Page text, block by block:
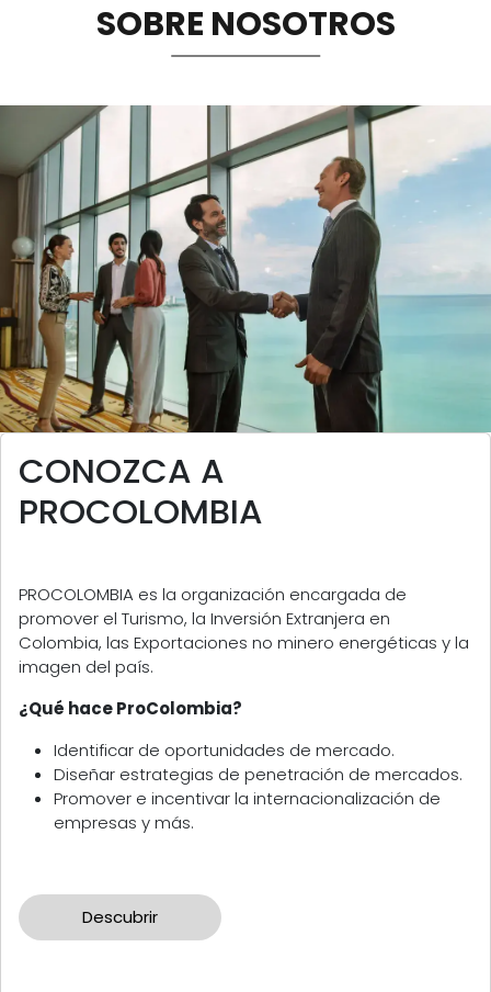
Sostenibilidad
MemoriasSOBRE NOSOTROS
CONOZCA A
PROCOLOMBIA
PROCOLOMBIA es la organización encargada de
promover el Turismo, la Inversión Extranjera en
Colombia, las Exportaciones no minero energéticas y la
imagen del país.
¿Qué hace ProColombia?
Identificar de oportunidades de mercado.
Diseñar estrategias de penetración de mercados.
Promover e incentivar la internacionalización de
empresas y más.
Descubrir